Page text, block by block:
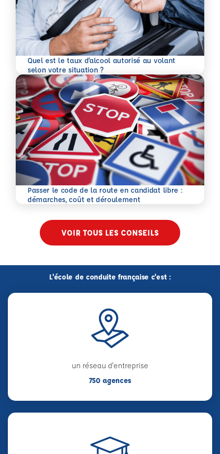
Quel est le taux d’alcool autorisé au volant
selon votre situation ?
En savoir plus
Passer le code de la route en candidat libre :
démarches, coût et déroulement
En savoir plus
VOIR TOUS LES CONSEILS
L'école de conduite française c'est :
un réseau d'entreprise
750 agences